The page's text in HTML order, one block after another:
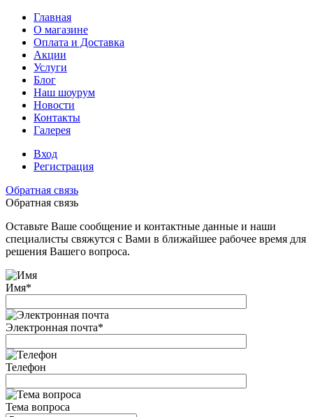
Главная
О магазине
Оплата и Доставка
Акции
Услуги
Блог
Наш шоурум
Новости
Контакты
Галерея
Вход
Регистрация
Обратная связь
Обратная связь
Оставьте Ваше сообщение и контактные данные и наши
специалисты свяжутся с Вами в ближайшее рабочее время для
решения Вашего вопроса.
Имя*
Электронная почта*
Телефон
Тема вопроса